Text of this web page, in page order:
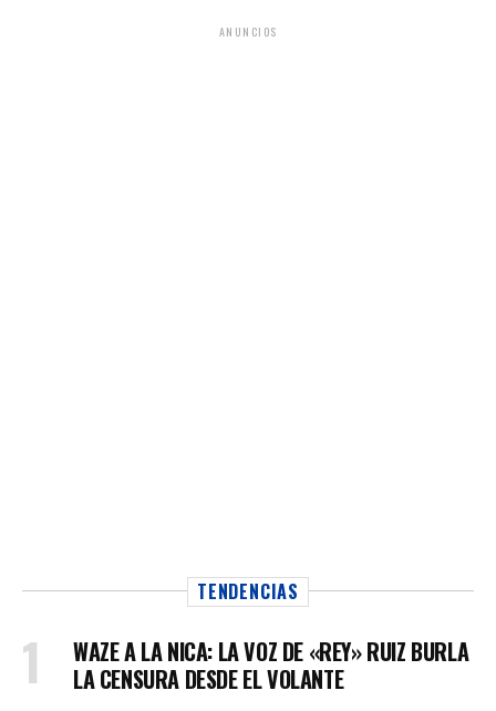
ANUNCIOS
TENDENCIAS
WAZE A LA NICA: LA VOZ DE «REY» RUIZ BURLA
LA CENSURA DESDE EL VOLANTE